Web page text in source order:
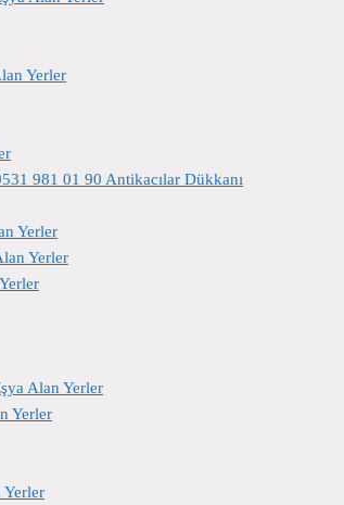
Yerler
981 01 90 Antikacılar Dükkanı
Yerler
Yerler
Alan Yerler
Yerler
Yerler